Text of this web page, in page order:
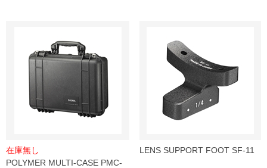
在庫無し
POLYMER MULTI-CASE PMC-
LENS SUPPORT FOOT SF-11